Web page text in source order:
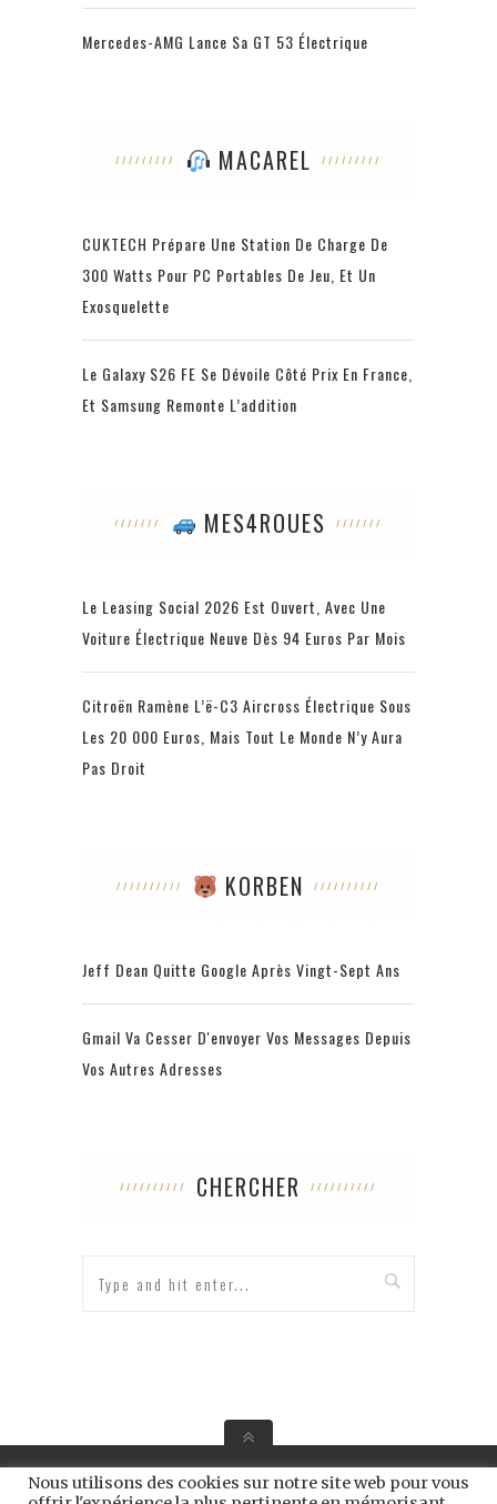
Mercedes-AMG Lance Sa GT 53 Électrique
MACAREL
CUKTECH Prépare Une Station De Charge De
300 Watts Pour PC Portables De Jeu, Et Un
Exosquelette
Le Galaxy S26 FE Se Dévoile Côté Prix En France,
Et Samsung Remonte L’addition
MES4ROUES
Le Leasing Social 2026 Est Ouvert, Avec Une
Voiture Électrique Neuve Dès 94 Euros Par Mois
Citroën Ramène L’ë-C3 Aircross Électrique Sous
Les 20 000 Euros, Mais Tout Le Monde N’y Aura
Pas Droit
KORBEN
Jeff Dean Quitte Google Après Vingt-Sept Ans
Gmail Va Cesser D'envoyer Vos Messages Depuis
Vos Autres Adresses
CHERCHER
Berthine.fr - 2021 -CGU-Contact